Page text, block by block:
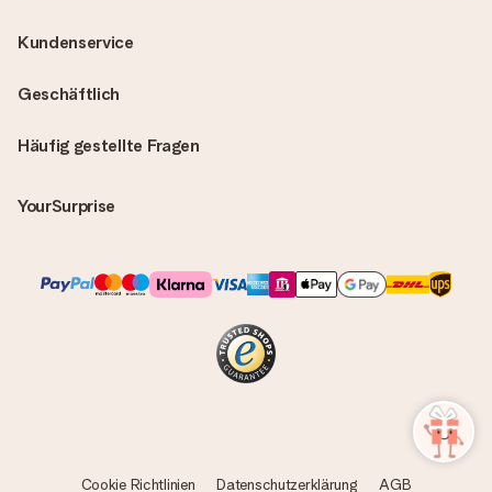
Häufig gestellte Fragen
YourSurprise
Kundenservice
Geschäftlich
Cookie Richtlinien Datenschutzerklärung AGB